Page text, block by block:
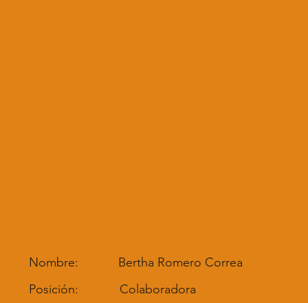
Bertha Romero Correa
Nombre:
Colaboradora
Posición: